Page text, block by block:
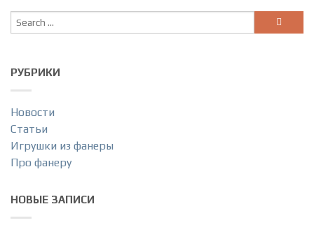
РУБРИКИ
Новости
Статьи
Игрушки из фанеры
Про фанеру
НОВЫЕ ЗАПИСИ